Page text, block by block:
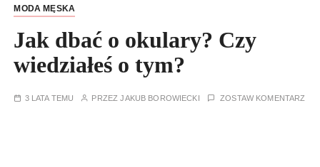
MODA MĘSKA
Jak dbać o okulary? Czy
wiedziałeś o tym?
3 LATA TEMU PRZEZJAKUB BOROWIECKI ZOSTAW KOMENTARZ